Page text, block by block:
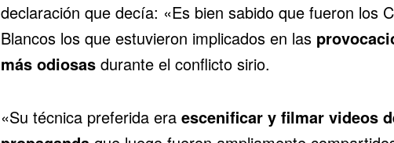
declaración que decía: «Es bien sabido que fueron los
Blancos los que estuvieron implicados en las
más odiosasdurante el conflicto sirio.
«Su técnica preferida era escenificar y filmar videos